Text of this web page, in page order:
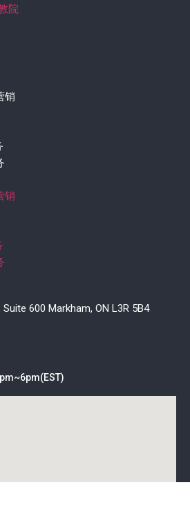
院
销
销
600 Markham, ON L3R 5B4